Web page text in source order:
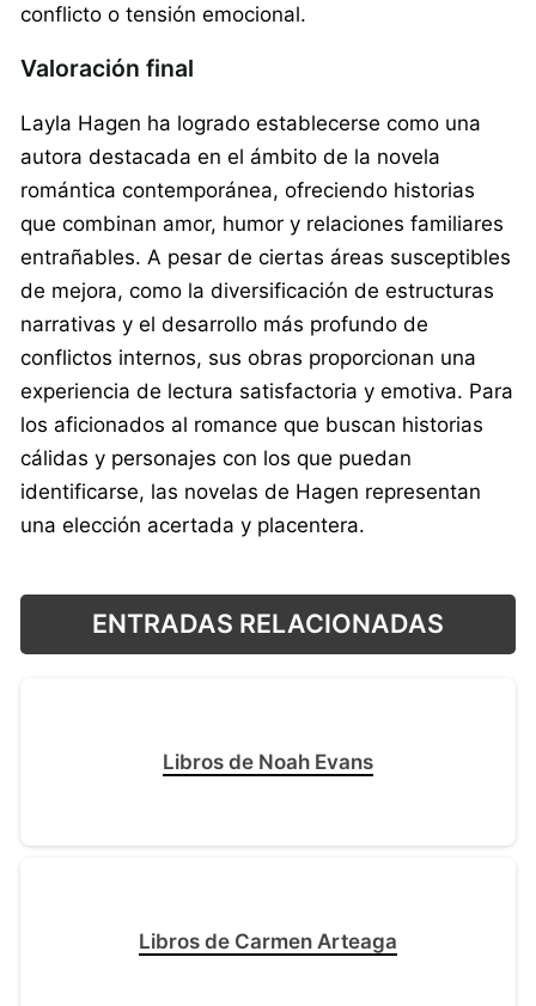
conflicto o tensión emocional.
Valoración final
Layla Hagen ha logrado establecerse como una
autora destacada en el ámbito de la novela
romántica contemporánea, ofreciendo historias
que combinan amor, humor y relaciones familiares
entrañables. A pesar de ciertas áreas susceptibles
de mejora, como la diversificación de estructuras
narrativas y el desarrollo más profundo de
conflictos internos, sus obras proporcionan una
experiencia de lectura satisfactoria y emotiva. Para
los aficionados al romance que buscan historias
cálidas y personajes con los que puedan
identificarse, las novelas de Hagen representan
una elección acertada y placentera.
ENTRADAS RELACIONADAS
Libros de Noah Evans
Libros de Carmen Arteaga